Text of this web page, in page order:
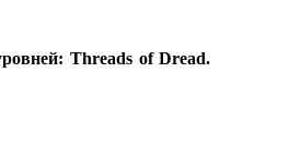
Threads of Dread.